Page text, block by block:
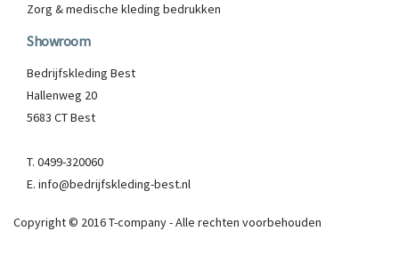
Zorg & medische kleding bedrukken
Showroom
Bedrijfskleding Best
Hallenweg 20
5683 CT Best
T. 0499-320060
E. info@bedrijfskleding-best.nl
Copyright © 2016 T-company - Alle rechten voorbehouden